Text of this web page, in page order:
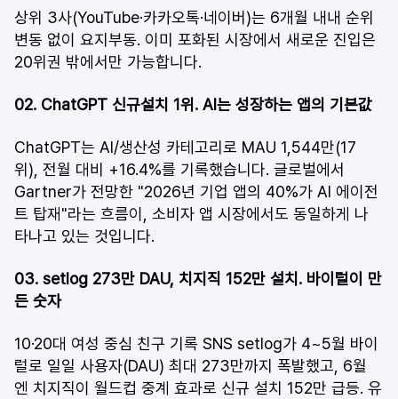
상위 3사(YouTube·카카오톡·네이버)는 6개월 내내 순위
변동 없이 요지부동. 이미 포화된 시장에서 새로운 진입은
20위권 밖에서만 가능합니다.
02. ChatGPT 신규설치 1위. AI는 성장하는 앱의 기본값
ChatGPT는 AI/생산성 카테고리로 MAU 1,544만(17
위), 전월 대비 +16.4%를 기록했습니다. 글로벌에서
Gartner가 전망한 "2026년 기업 앱의 40%가 AI 에이전
트 탑재"라는 흐름이, 소비자 앱 시장에서도 동일하게 나
타나고 있는 것입니다.
03. setlog 273만 DAU, 치지직 152만 설치. 바이럴이 만
든 숫자
10·20대 여성 중심 친구 기록 SNS setlog가 4~5월 바이
럴로 일일 사용자(DAU) 최대 273만까지 폭발했고, 6월
엔 치지직이 월드컵 중계 효과로 신규 설치 152만 급등. 유